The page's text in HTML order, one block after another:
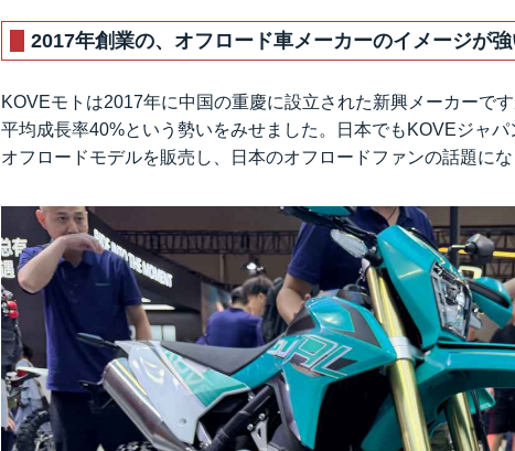
2017年創業の、オフロード車メーカーのイメージが強
KOVEモトは2017年に中国の重慶に設立された新興メーカーで
平均成長率40%という勢いをみせました。日本でもKOVEジャ
オフロードモデルを販売し、日本のオフロードファンの話題にな